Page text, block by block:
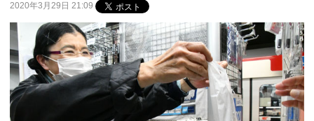
2020年3月29日 21:09